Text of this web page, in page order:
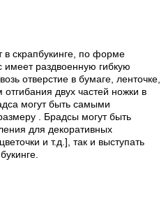
в скрапбукинге, по форме
раздвоенную гибкую
отверстие в бумаге, ленточке,
отгибания двух частей ножки в
могут быть самыми
. Брадсы могут быть
для декоративных
и т.д.], так и выступать